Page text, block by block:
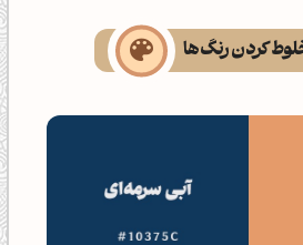
کردن رنگ‌ها